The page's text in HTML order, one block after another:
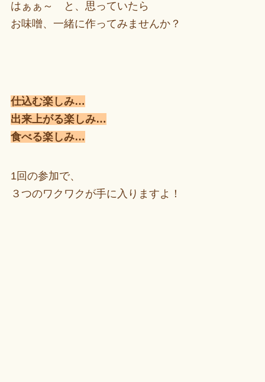
はぁぁ～ と、思っていたら
お味噌、一緒に作ってみませんか？
仕込む楽しみ…
出来上がる楽しみ…
食べる楽しみ…
1回の参加で、
３つのワクワクが手に入りますよ！